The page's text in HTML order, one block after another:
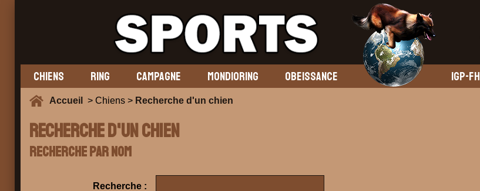
CHIENS RING CAMPAGNE MONDIORING OBEISSANCE IGP-FH
Accueil > Chiens > Recherche d'un chien
Recherche d'un chien
Recherche par nom
Recherche :